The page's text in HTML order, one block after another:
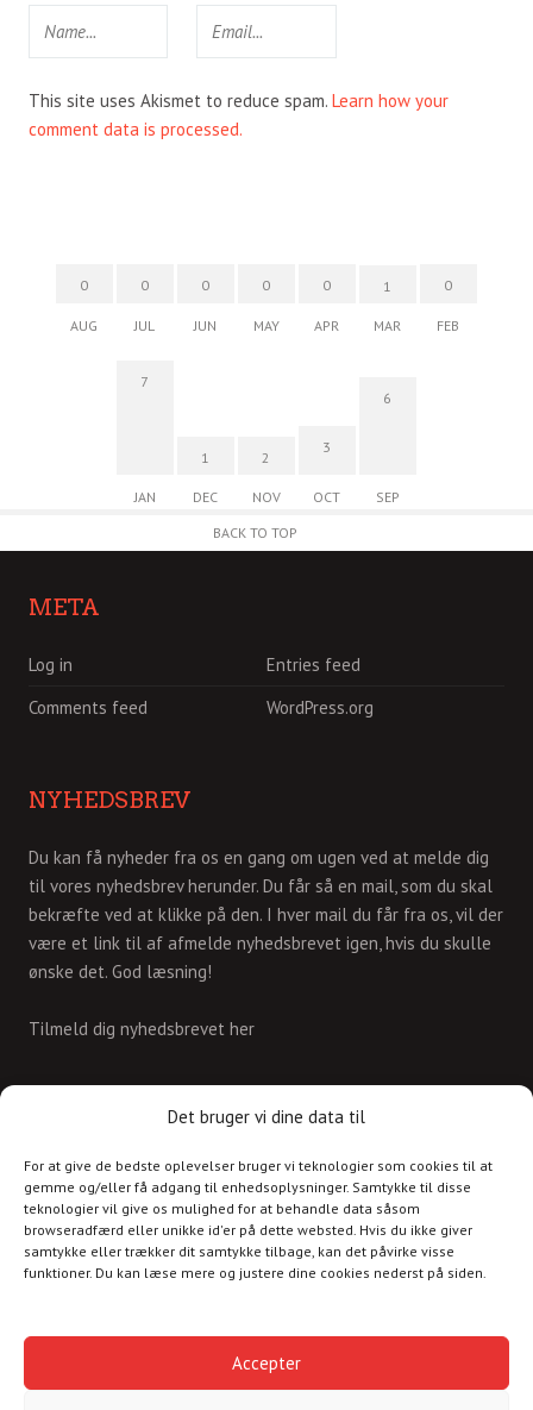
Det bruger vi dine data til
For at give de bedste oplevelser bruger vi teknologier som cookies til at
gemme og/eller få adgang til enhedsoplysninger. Samtykke til disse
teknologier vil give os mulighed for at behandle data såsom
browseradfærd eller unikke id'er på dette websted. Hvis du ikke giver
samtykke eller trækker dit samtykke tilbage, kan det påvirke visse
funktioner. Du kan læse mere og justere dine cookies nederst på siden.
Accepter
This site uses Akismet to reduce spam. Learn how your
comment data is processed.
0
AUG
0
JUL
0
JUN
0
MAY
0
APR
1
MAR
0
FEB
7
JAN
1
DEC
2
NOV
3
OCT
6
SEP
BACK TO TOP
META
Log in
Entries feed
Comments feed
WordPress.org
NYHEDSBREV
Du kan få nyheder fra os en gang om ugen ved at melde dig
til vores nyhedsbrev herunder. Du får så en mail, som du skal
bekræfte ved at klikke på den. I hver mail du får fra os, vil der
være et link til af afmelde nyhedsbrevet igen, hvis du skulle
ønske det. God læsning!
Tilmeld dig nyhedsbrevet her
Skriv til os på
info@christianshavnskvarter.dk
Christiania
Kultur